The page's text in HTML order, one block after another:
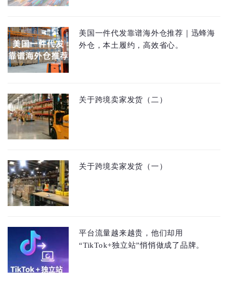
美国一件代发靠谱海外仓推荐｜迅蜂海
外仓，本土履约，高效省心。
关于跨境卖家发货（二）
关于跨境卖家发货（一）
平台流量越来越贵，他们却用
“TikTok+独立站”悄悄做成了品牌。